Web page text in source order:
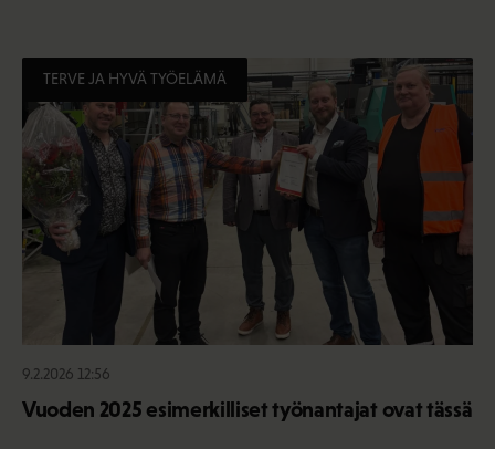
TERVE JA HYVÄ TYÖELÄMÄ
9.2.2026 12:56
Vuoden 2025 esimerkilliset työnantajat ovat tässä